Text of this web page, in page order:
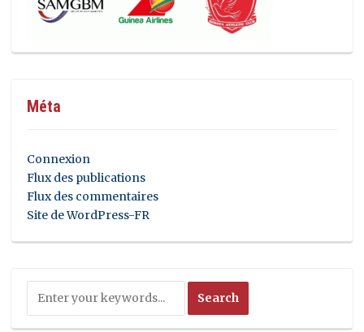
Méta
Connexion
Flux des publications
Flux des commentaires
Site de WordPress-FR